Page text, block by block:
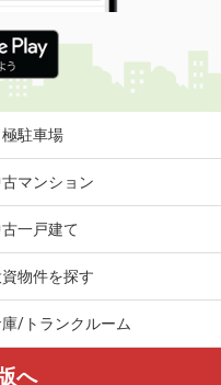
極駐車場
マンション
一戸建て
物件を探す
/トランクルーム
へ